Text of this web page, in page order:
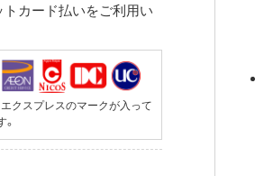
トカード払いをご利用い
エクスプレスのマークが入って